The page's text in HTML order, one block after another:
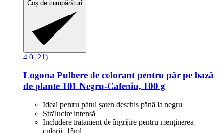
Coș de cumpărături
4.0 (21)
Logona Pulbere de colorant pentru păr pe bază
de plante 101 Negru-​Cafeniu, 100 g
Ideal pentru părul șaten deschis până la negru
Strălucire intensă
Includere tratament de îngrijire pentru menținerea
culorii, 15ml